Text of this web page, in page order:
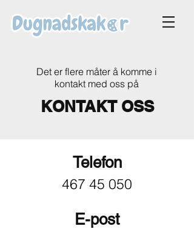
Det er flere måter å komme i
kontakt med oss på
KONTAKT OSS
Telefon
467 45 050
E-post